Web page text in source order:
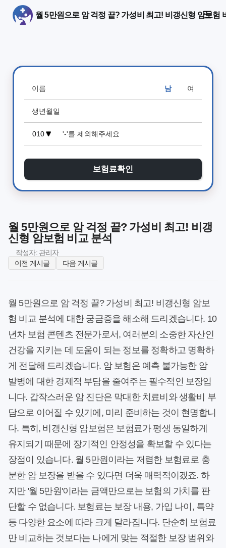
월 5만원으로 암 걱정 끝? 가성비 최고! 비갱신형 암보험
남 여
보험료확인
월 5만원으로 암 걱정 끝? 가성비 최고! 비갱
신형 암보험 비교 분석
작성자: 관리자
이전 게시글
다음 게시글
월 5만원으로 암 걱정 끝? 가성비 최고! 비갱신형 암보
험 비교 분석에 대한 궁금증을 해소해 드리겠습니다. 10
년차 보험 콘텐츠 전문가로서, 여러분의 소중한 자산인
건강을 지키는 데 도움이 되는 정보를 정확하고 명확하
게 전달해 드리겠습니다. 암 보험은 예측 불가능한 암
발병에 대한 경제적 부담을 줄여주는 필수적인 보장입
니다. 갑작스러운 암 진단은 막대한 치료비와 생활비 부
담으로 이어질 수 있기에, 미리 준비하는 것이 현명합니
다. 특히, 비갱신형 암보험은 보험료가 평생 동일하게
유지되기 때문에 장기적인 안정성을 확보할 수 있다는
장점이 있습니다. 월 5만원이라는 저렴한 보험료로 충
분한 암 보장을 받을 수 있다면 더욱 매력적이겠죠. 하
지만 '월 5만원'이라는 금액만으로는 보험의 가치를 판
단할 수 없습니다. 보험료는 보장 내용, 가입 나이, 특약
등 다양한 요소에 따라 크게 달라집니다. 단순히 보험료
만 비교하는 것보다는 나에게 맞는 적절한 보장 범위와